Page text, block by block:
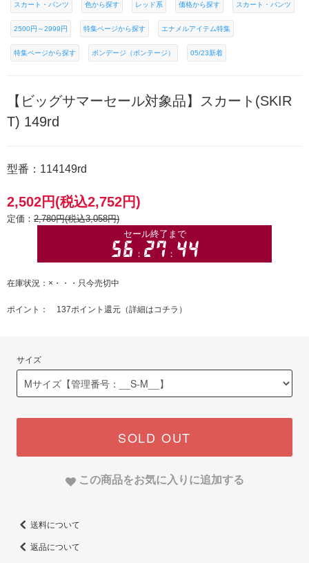
スカート・パンツ 色から探す レッド系 価格から探す スカート・パンツ
2500円～2999円 特集ページから探す エナメルアイテム特集
特集ページから探す ボンデージ（ボンテージ） 05/23新着
【ビッグサマーセール対象品】スカート(SKIR
T) 149rd
型番：114149rd
2,502円(税込2,752円)
定価： 2,780円(税込3,058円)
在庫状況：×・・・只今売切中
ポイント： 137ポイント還元（詳細はコチラ ）
サイズ
SOLD OUT
この商品をお気に入りに追加する
送料について
返品について